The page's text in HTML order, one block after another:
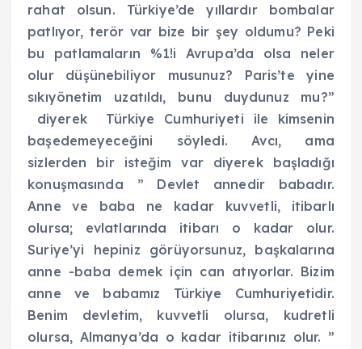
rahat olsun. Türkiye’de yıllardır bombalar
patlıyor, terör var bize bir şey oldumu? Peki
bu patlamaların %1!i Avrupa’da olsa neler
olur düşünebiliyor musunuz? Paris’te yine
sıkıyönetim uzatıldı, bunu duydunuz mu?”
diyerek Türkiye Cumhuriyeti ile kimsenin
başedemeyeceğini söyledi. Avcı, ama
sizlerden bir isteğim var diyerek başladığı
konuşmasında ” Devlet annedir babadır.
Anne ve baba ne kadar kuvvetli, itibarlı
olursa; evlatlarında itibarı o kadar olur.
Suriye’yi hepiniz görüyorsunuz, başkalarına
anne -baba demek için can atıyorlar. Bizim
anne ve babamız Türkiye Cumhuriyetidir.
Benim devletim, kuvvetli olursa, kudretli
olursa, Almanya’da o kadar itibarınız olur. ”